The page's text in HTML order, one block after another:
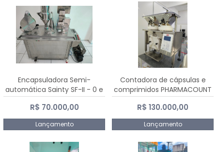
Encapsuladora Semi-
automática Sainty SF-II - 0 e
00
R$ 70.000,00
Lançamento
Contadora de cápsulas e
comprimidos PHARMACOUNT
- 2-2R3
R$ 130.000,00
Lançamento